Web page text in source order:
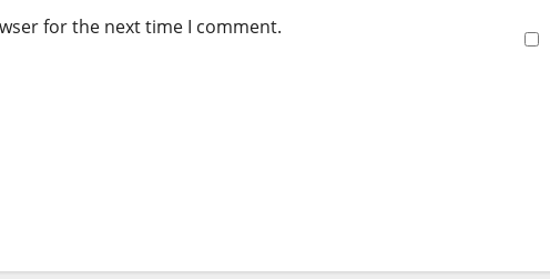
for the next time I comment.